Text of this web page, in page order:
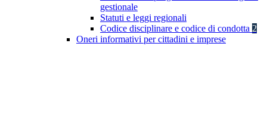
gestionale
Statuti e leggi regionali
Codice disciplinare e codice di condotta 2
Oneri informativi per cittadini e imprese